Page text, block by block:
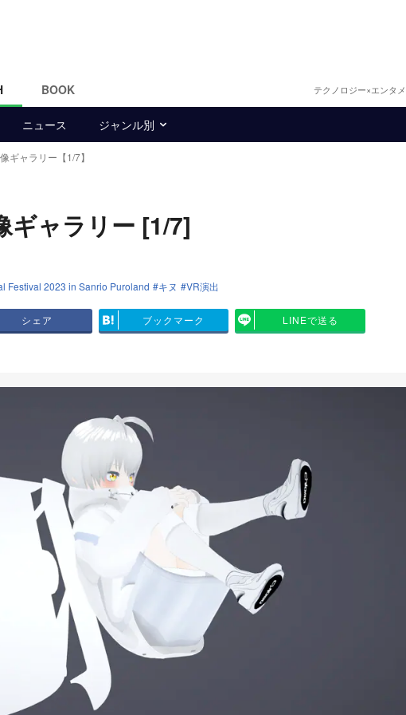
BOOK テクノロジー×エンタ
ニュース ジャンル別
ギャラリー【1/7】
ャラリー [1/7]
Festival 2023 in Sanrio Puroland キヌ VR演出
シェア ブックマーク LINEで送る